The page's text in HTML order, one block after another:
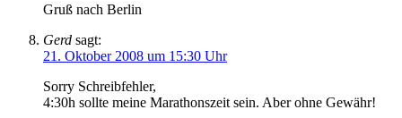
Gruß nach Berlin
Gerd sagt:
21. Oktober 2008 um 15:30 Uhr
Sorry Schreibfehler,
4:30h sollte meine Marathonszeit sein. Aber ohne Gewähr!